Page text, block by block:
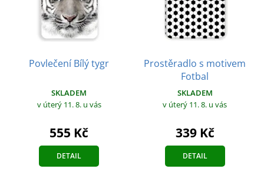
Povlečení Bílý tygr
SKLADEM
v úterý 11. 8. u vás
555 Kč
DETAIL
Prostěradlo s motivem
Fotbal
SKLADEM
v úterý 11. 8. u vás
339 Kč
DETAIL